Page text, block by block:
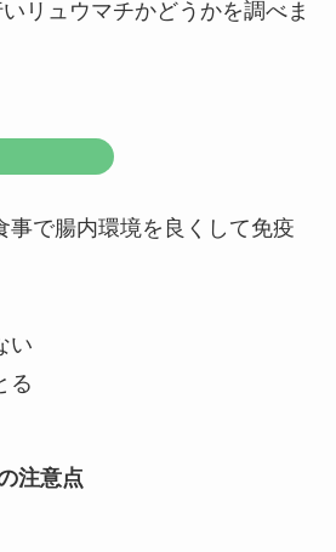
リュウマチかどうかを調べま
事で腸内環境を良くして免疫
い
る
注意点